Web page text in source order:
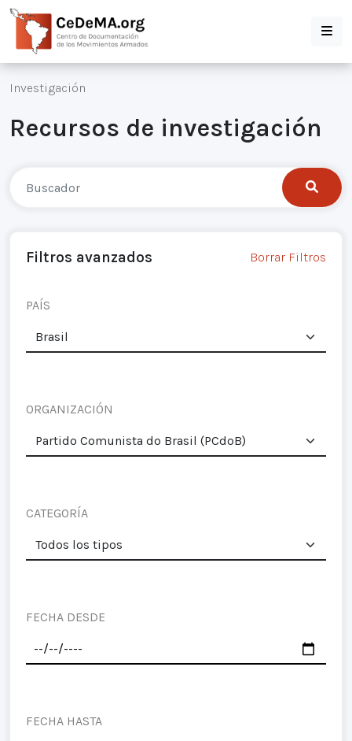
Investigación
Recursos de investigación
Filtros avanzados Borrar Filtros
PAÍS
ORGANIZACIÓN
CATEGORÍA
FECHA DESDE
FECHA HASTA